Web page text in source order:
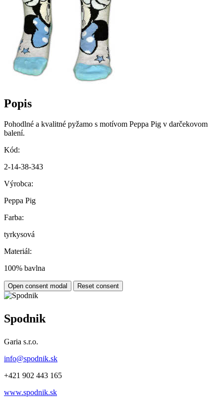
Popis
Pohodlné a kvalitné pyžamo s motívom Peppa Pig v darčekovom
balení.
Kód:
2-14-38-343
Výrobca:
Peppa Pig
Farba:
tyrkysová
Materiál:
100% bavlna
Open consent modal Reset consent
Spodnik
Garia s.r.o.
info@spodnik.sk
+421 902 443 165
www.spodnik.sk